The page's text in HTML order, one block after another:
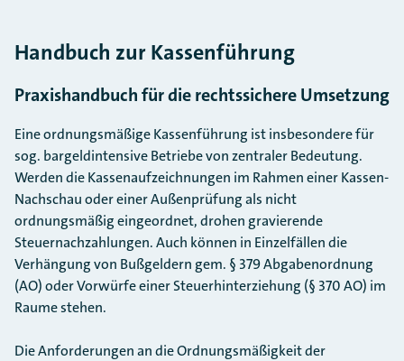
Handbuch zur Kassenführung
Praxishandbuch für die rechtssichere Umsetzung
Eine ordnungsmäßige Kassenführung ist insbesondere für
sog. bargeldintensive Betriebe von zentraler Bedeutung.
Werden die Kassenaufzeichnungen im Rahmen einer Kassen-
Nachschau oder einer Außenprüfung als nicht
ordnungsmäßig eingeordnet, drohen gravierende
Steuernachzahlungen. Auch können in Einzelfällen die
Verhängung von Bußgeldern gem. § 379 Abgabenordnung
(AO) oder Vorwürfe einer Steuerhinterziehung (§ 370 AO) im
Raume stehen.
Die Anforderungen an die Ordnungsmäßigkeit der